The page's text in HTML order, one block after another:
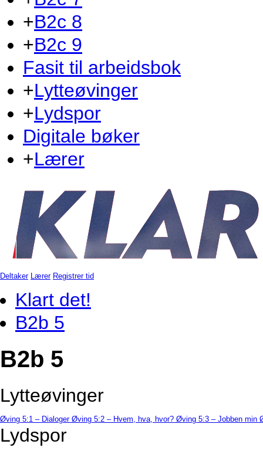
+B2c 8
+B2c 9
Fasit til arbeidsbok
+Lytteøvinger
+Lydspor
Digitale bøker
+Lærer
Deltaker Lærer Registrer tid
Klart det!
B2b 5
B2b 5
Lytteøvinger
Øving 5:1 – Dialoger Øving 5:2 – Hvem, hva, hvor? Øving 5:3 – Jobben min
Lydspor